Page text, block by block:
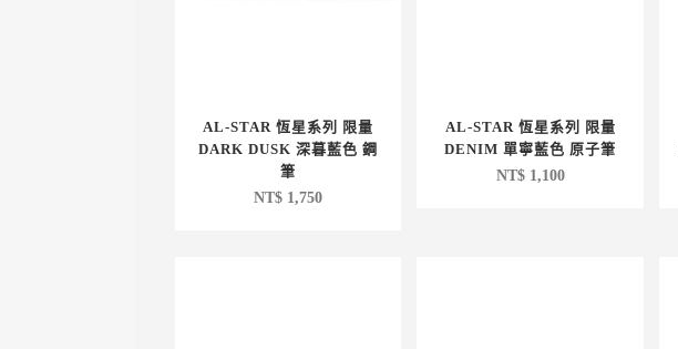
AL-STAR 恆星系列 限量
DARK DUSK 深暮藍色 鋼
筆
NT$1,750
AL-STAR 恆星系列 限量
DENIM 單寧藍色 原子筆
NT$1,100